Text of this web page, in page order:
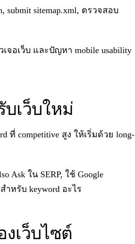
submit sitemap.xml, ตรวจสอบ
จอเว็บ และปัญหา mobile usability
บเว็บใหม่
ที่ competitive สูง ให้เริ่มด้วย long-
Ask ใน SERP, ใช้ Google
ำหรับ keyword อะไร
เว็บไซต์